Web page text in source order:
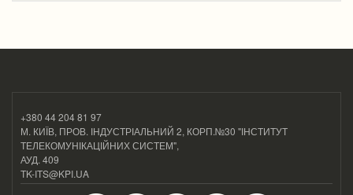
+380 44 204 81 97
М. КИЇВ, ПРОВ. ІНДУСТРІАЛЬНИЙ 2, КОРП.№30 "ІНСТИТУТ
ТЕЛЕКОМУНІКАЦІЙНИХ СИСТЕМ",
АУД. 409
TK-ITS@KPI.UA